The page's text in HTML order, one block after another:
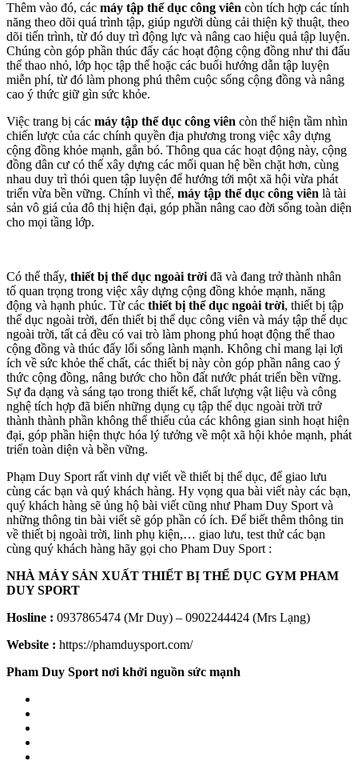
Thêm vào đó, các máy tập thể dục công viên còn tích hợp các tính
năng theo dõi quá trình tập, giúp người dùng cải thiện kỹ thuật, theo
dõi tiến trình, từ đó duy trì động lực và nâng cao hiệu quả tập luyện.
Chúng còn góp phần thúc đẩy các hoạt động cộng đồng như thi đấu
thể thao nhỏ, lớp học tập thể hoặc các buổi hướng dẫn tập luyện
miễn phí, từ đó làm phong phú thêm cuộc sống cộng đồng và nâng
cao ý thức giữ gìn sức khỏe.
Việc trang bị các máy tập thể dục công viên còn thể hiện tầm nhìn
chiến lược của các chính quyền địa phương trong việc xây dựng
cộng đồng khỏe mạnh, gắn bó. Thông qua các hoạt động này, cộng
đồng dân cư có thể xây dựng các mối quan hệ bền chặt hơn, cùng
nhau duy trì thói quen tập luyện để hướng tới một xã hội vừa phát
triển vừa bền vững. Chính vì thế, máy tập thể dục công viên là tài
sản vô giá của đô thị hiện đại, góp phần nâng cao đời sống toàn diện
cho mọi tầng lớp.
Có thể thấy, thiết bị thể dục ngoài trời đã và đang trở thành nhân
tố quan trọng trong việc xây dựng cộng đồng khỏe mạnh, năng
động và hạnh phúc. Từ các thiết bị thể dục ngoài trời, thiết bị tập
thể dục ngoài trời, đến thiết bị thể dục công viên và máy tập thể dục
ngoài trời, tất cả đều có vai trò làm phong phú hoạt động thể thao
cộng đồng và thúc đẩy lối sống lành mạnh. Không chỉ mang lại lợi
ích về sức khỏe thể chất, các thiết bị này còn góp phần nâng cao ý
thức cộng đồng, nâng bước cho hồn đất nước phát triển bền vững.
Sự đa dạng và sáng tạo trong thiết kế, chất lượng vật liệu và công
nghệ tích hợp đã biến những dụng cụ tập thể dục ngoài trời trở
thành thành phần không thể thiếu của các không gian sinh hoạt hiện
đại, góp phần hiện thực hóa lý tưởng về một xã hội khỏe mạnh, phát
triển toàn diện và bền vững.
Phạm Duy Sport rất vinh dự viết về thiết bị thể dục, để giao lưu
cùng các bạn và quý khách hàng. Hy vọng qua bài viết này các bạn,
quý khách hàng sẽ ủng hộ bài viết cũng như Pham Duy Sport và
những thông tin bài viết sẽ góp phần có ích. Để biết thêm thông tin
về thiết bị ngoài trời, linh phụ kiện,… giao lưu, test thử các bạn
cùng quý khách hàng hãy gọi cho Pham Duy Sport :
NHÀ MÁY SẢN XUẤT THIẾT BỊ THỂ DỤC GYM PHAM
DUY SPORT
Hosline : 0937865474 (Mr Duy) – 0902244424 (Mrs Lạng)
Website : https://phamduysport.com/
Pham Duy Sport nơi khởi nguồn sức mạnh